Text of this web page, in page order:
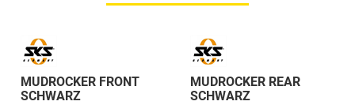
MUDROCKER FRONT
SCHWARZ
MUDROCKER REAR
SCHWARZ